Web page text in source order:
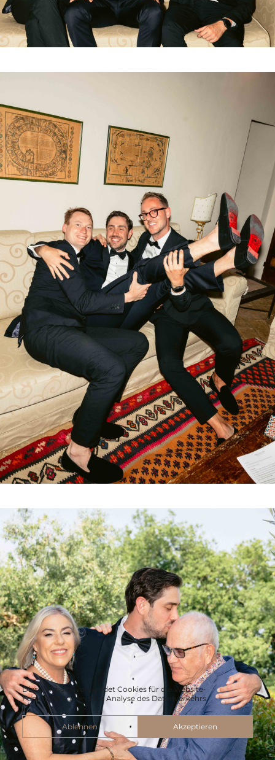
Diese Website verwendet Cookies für die Website-
Funktionalität und zur Analyse des Datenverkehrs.
Ablehnen Akzeptieren